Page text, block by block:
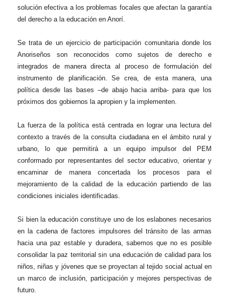
solución efectiva a los problemas focales que afectan la garantía
del derecho a la educación en Anorí.
Se trata de un ejercicio de participación comunitaria donde los
Anoriseños son reconocidos como sujetos de derecho e
integrados de manera directa al proceso de formulación del
instrumento de planificación. Se crea, de esta manera, una
política desde las bases –de abajo hacia arriba- para que los
próximos dos gobiernos la apropien y la implementen.
La fuerza de la política está centrada en lograr una lectura del
contexto a través de la consulta ciudadana en el ámbito rural y
urbano, lo que permitirá a un equipo impulsor del PEM
conformado por representantes del sector educativo, orientar y
encaminar de manera concertada los procesos para el
mejoramiento de la calidad de la educación partiendo de las
condiciones iniciales identificadas.
Si bien la educación constituye uno de los eslabones necesarios
en la cadena de factores impulsores del tránsito de las armas
hacia una paz estable y duradera, sabemos que no es posible
consolidar la paz territorial sin una educación de calidad para los
niños, niñas y jóvenes que se proyectan al tejido social actual en
un marco de inclusión, participación y mejores perspectivas de
futuro.